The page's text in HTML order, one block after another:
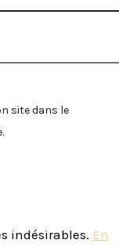
site dans le
indésirables. En